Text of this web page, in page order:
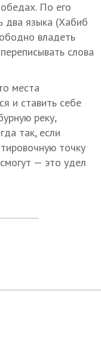
По его
языка (Хабиб
владеть
слова
места
и ставить себе
реку,
так, если
точку
— это удел